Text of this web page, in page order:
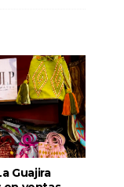
Guajira